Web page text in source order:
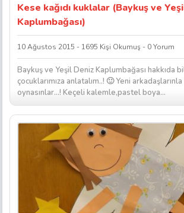
Kese kağıdı kuklalar (Baykuş ve
Kaplumbağası)
10 Ağustos 2015 - 1695 Kişi Okumuş - 0 Yorum
Baykuş ve Yeşil Deniz Kaplumbağası hakkıda
çocuklarımıza anlatalım..! 🙂 Yeni
oynasınlar…! Keçeli kalemle,pastel boya...